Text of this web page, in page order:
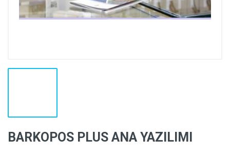
BARKOPOS PLUS ANA YAZILIMI